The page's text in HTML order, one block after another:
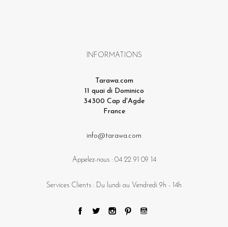
INFORMATIONS
Tarawa.com
11 quai di Dominico
34300 Cap d'Agde
France
info@tarawa.com
Appelez-nous : 04 22 91 09 14
Services Clients : Du lundi au Vendredi 9h - 14h